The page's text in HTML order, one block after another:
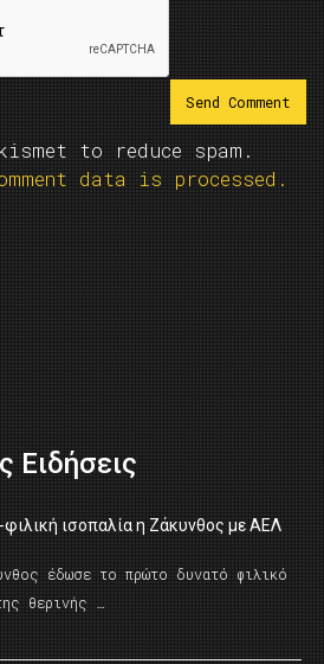
to reduce spam.
data is processed.
Ειδήσεις
ισοπαλία η Ζάκυνθος με ΑΕΛ
έδωσε το πρώτο δυνατό φιλικό
θερινής …